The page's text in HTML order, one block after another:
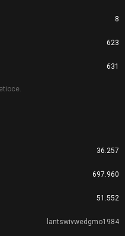
8
623
631
36.257
697.960
51.552
lantswivwedgmo1984